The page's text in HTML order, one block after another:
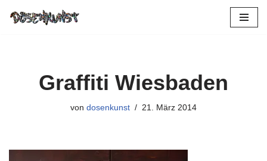
Graffiti Wiesbaden
von dosenkunst 21. März 2014